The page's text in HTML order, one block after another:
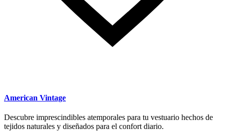
American Vintage
Descubre imprescindibles atemporales para tu vestuario hechos de
tejidos naturales y diseñados para el confort diario.